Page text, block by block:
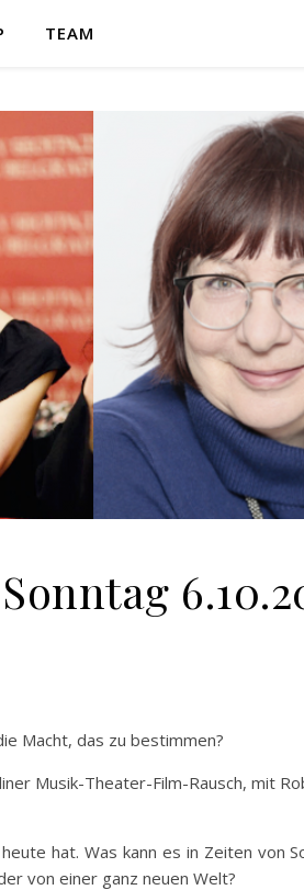
TEAM
Macht, das zu bestimmen?
Musik-Theater-Film-Rausch, mit
hat. Was kann es in Zeiten von
von einer ganz neuen Welt?